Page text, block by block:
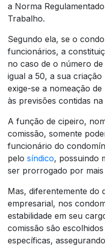
a Norma
Trabalho.
Segundo ela, se o
funcionários, a
no caso de o número
igual a 50, a sua
exige-se a nomeação
às previsões contidas
A função de cipeiro,
comissão, somente
funcionário do
pelo síndico, possuindo
ser prorrogado por mais
Mas, diferentemente do
empresarial, nos
estabilidade em seu
comissão são
específicas,